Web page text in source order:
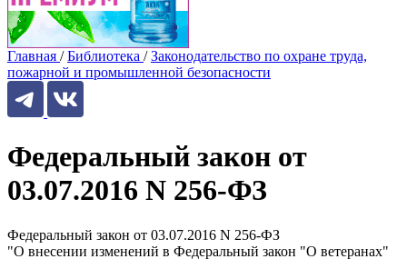
Главная / Библиотека / Законодательство по охране труда,
пожарной и промышленной безопасности
Федеральный закон от
03.07.2016 N 256-ФЗ
Федеральный закон от 03.07.2016 N 256-ФЗ
"О внесении изменений в Федеральный закон "О ветеранах"